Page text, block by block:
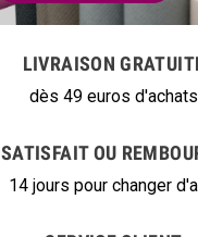
LIVRAISON
dès 49 euros d'achats
SATISFAIT OU
14 jours pour changer